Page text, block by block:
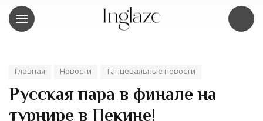
Главная Новости Танцевальные новости
Русская пара в финале на